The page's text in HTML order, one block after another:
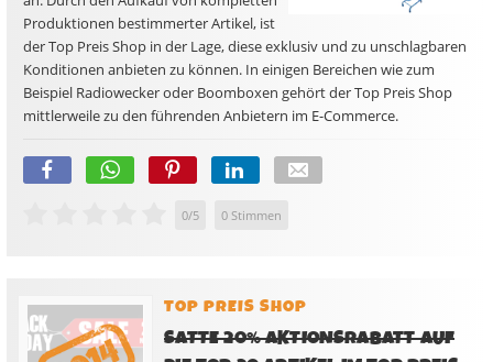
Produktionen bestimmerter Artikel, ist
der Top Preis Shop in der Lage, diese exklusiv und zu unschlagbaren
Konditionen anbieten zu können. In einigen Bereichen wie zum
Beispiel Radiowecker oder Boomboxen gehört der Top Preis Shop
mittlerweile zu den führenden Anbietern im E-Commerce.
0/5 0 Stimmen
TOP PREIS SHOP
SATTE 20% AKTIONSRABATT AUF